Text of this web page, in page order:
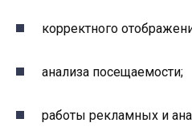
корректного
анализа посещаемости;
работы рекламных и